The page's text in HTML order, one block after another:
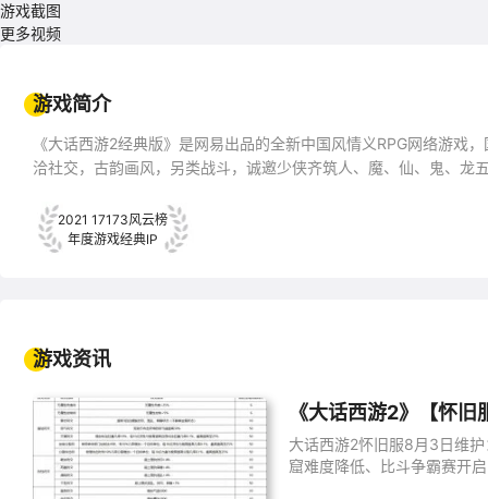
游戏截图
更多视频
游戏简介
《大话西游2经典版》是网易出品的全新中国风情义RPG网络游戏
洽社交，古韵画风，另类战斗，诚邀少侠齐筑人、魔、仙、鬼、龙
2021 17173风云榜
年度游戏经典IP
游戏资讯
《大话西游2》【怀
大话西游2怀旧服8月3日维
窟难度降低、比斗争霸赛开